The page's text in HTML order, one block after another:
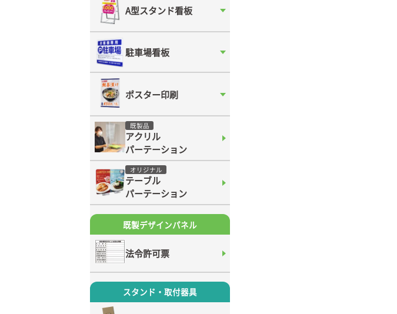
A型スタンド看板
駐車場看板
ポスター印刷
既製品
アクリル
パーテーション
オリジナル
テーブル
パーテーション
既製デザインパネル
法令許可票
スタンド・取付器具